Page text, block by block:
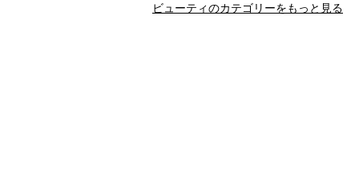
ビューティのカテゴリーをもっと見る